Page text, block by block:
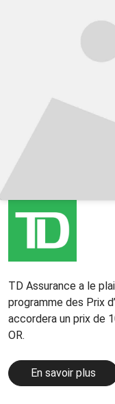
TD Assurance a le
programme des Prix
accordera un prix de
OR.
En savoir plus